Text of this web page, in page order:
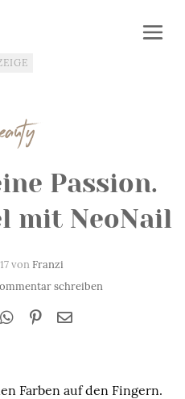
Passion.
mit NeoNail
vonFranzi
schreiben
Farben auf den Fingern.